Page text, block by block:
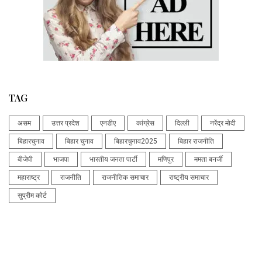
TAG
असम उत्तर प्रदेश एनडीए कांग्रेस दिल्ली नरेंद्र मोदी
बिहारचुनाव बिहार चुनाव बिहारचुनाव2025 बिहार राजनीति
बीजेपी भाजपा भारतीय जनता पार्टी मणिपुर ममता बनर्जी
महाराष्ट्र राजनीति राजनीतिक समाचार राष्ट्रीय समाचार
सुप्रीम कोर्ट